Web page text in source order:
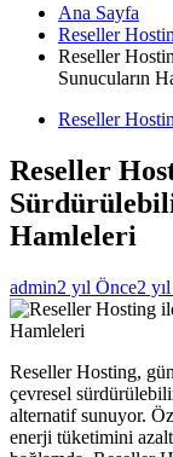
Ana Sayfa
Reseller
Reseller
Sunucuların
Reseller
Reseller
Hamleleri
admin2 yıl Önce2
Reseller Hosting,
çevresel
alternatif sunuyor.
enerji tüketimini